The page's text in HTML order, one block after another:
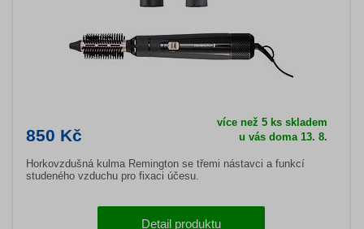
850 Kč
více než 5 ks skladem
u vás doma 13. 8.
Horkovzdušná kulma Remington se třemi nástavci a funkcí
studeného vzduchu pro fixaci účesu.
Detail produktu